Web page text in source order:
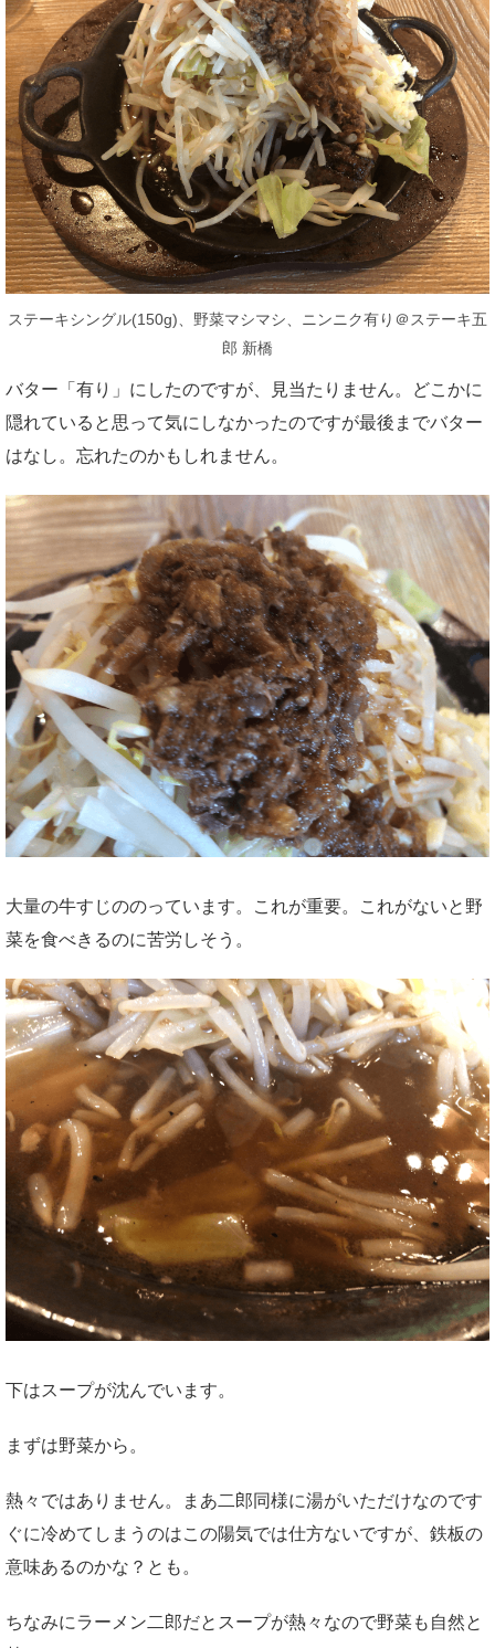
ステーキシングル(150g)、野菜マシマシ、ニンニク有り＠ステーキ五
郎 新橋
バター「有り」にしたのですが、見当たりません。どこかに
隠れていると思って気にしなかったのですが最後までバター
はなし。忘れたのかもしれません。
大量の牛すじののっています。これが重要。これがないと野
菜を食べきるのに苦労しそう。
下はスープが沈んでいます。
まずは野菜から。
熱々ではありません。まあ二郎同様に湯がいただけなのです
ぐに冷めてしまうのはこの陽気では仕方ないですが、鉄板の
意味あるのかな？とも。
ちなみにラーメン二郎だとスープが熱々なので野菜も自然と